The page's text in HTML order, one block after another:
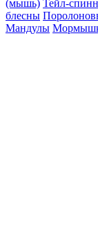
(мышь) Тейл-
блесны
Мандулы